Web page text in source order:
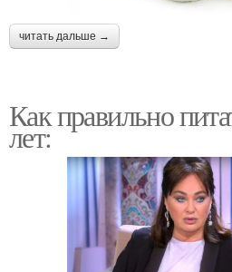
читать дальше →
Как правильно
лет: